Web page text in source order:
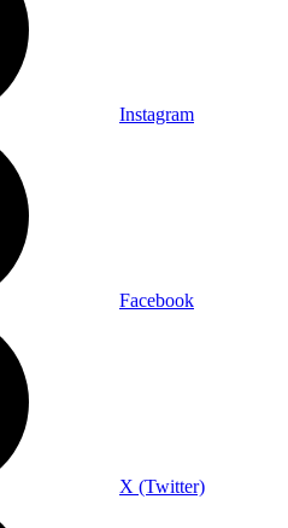
Instagram
Facebook
X (Twitter)